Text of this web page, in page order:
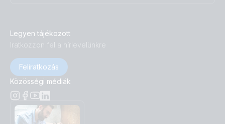
Legyen tájékozott
Iratkozzon fel a hírlevelünkre
Feliratkozás
Közösségi médiák